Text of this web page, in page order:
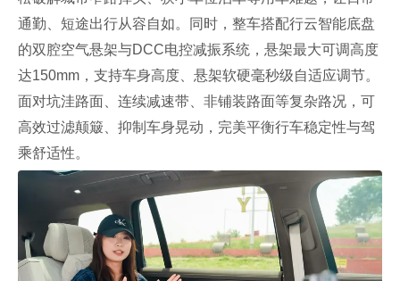
通勤、短途出行从容自如。同时，整车搭配行云智能底盘
的双腔空气悬架与DCC电控减振系统，悬架最大可调高度
达150mm，支持车身高度、悬架软硬毫秒级自适应调节。
面对坑洼路面、连续减速带、非铺装路面等复杂路况，可
高效过滤颠簸、抑制车身晃动，完美平衡行车稳定性与驾
乘舒适性。